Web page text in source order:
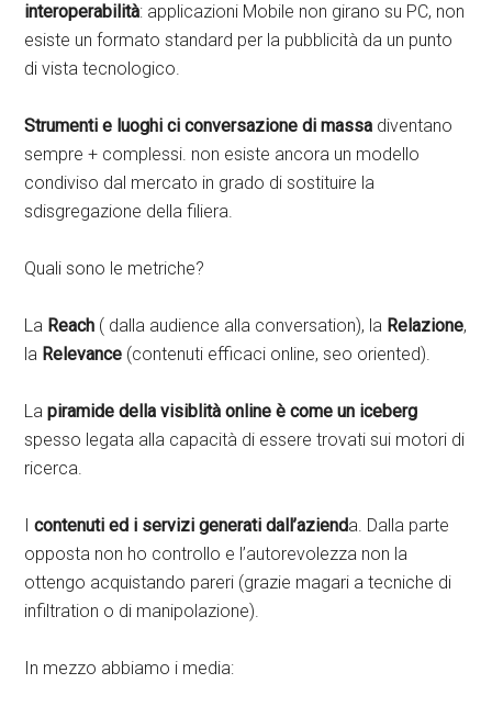
interoperabilità: applicazioni Mobile non girano su PC, non
esiste un formato standard per la pubblicità da un punto
di vista tecnologico.
Strumenti e luoghi ci conversazione di massa diventano
sempre + complessi. non esiste ancora un modello
condiviso dal mercato in grado di sostituire la
sdisgregazione della filiera.
Quali sono le metriche?
La Reach ( dalla audience alla conversation), la Relazione,
la Relevance (contenuti efficaci online, seo oriented).
Lapiramide della visiblità online è come un iceberg
spesso legata alla capacità di essere trovati sui motori di
ricerca.
Icontenuti ed i servizi generati dall’azienda. Dalla parte
opposta non ho controllo e l’autorevolezza non la
ottengo acquistando pareri (grazie magari a tecniche di
infiltration o di manipolazione).
In mezzo abbiamo i media: